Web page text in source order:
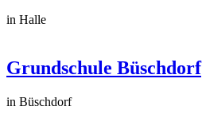
in Halle
Grundschule Büschdorf
in Büschdorf